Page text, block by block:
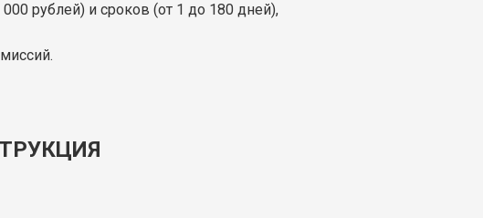
рублей) и сроков (от 1 до 180 дней),